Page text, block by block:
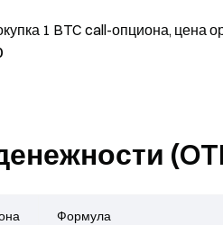
1 BTC call-опциона, цена
Формула